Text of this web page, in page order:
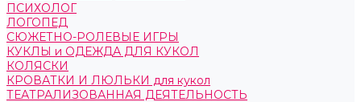
ПСИХОЛОГ
ЛОГОПЕД
СЮЖЕТНО-РОЛЕВЫЕ ИГРЫ
КУКЛЫ и ОДЕЖДА ДЛЯ КУКОЛ
КОЛЯСКИ
КРОВАТКИ И ЛЮЛЬКИ для кукол
ТЕАТРАЛИЗОВАННАЯ ДЕЯТЕЛЬНОСТЬ